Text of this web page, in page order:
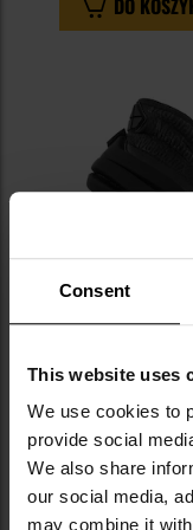
Consent
This website uses
We use cookies to
provide social
We also share
our social media,
may combine it
DO
Wear M-Pact 2 -
Wysyłka:
179,99 zł